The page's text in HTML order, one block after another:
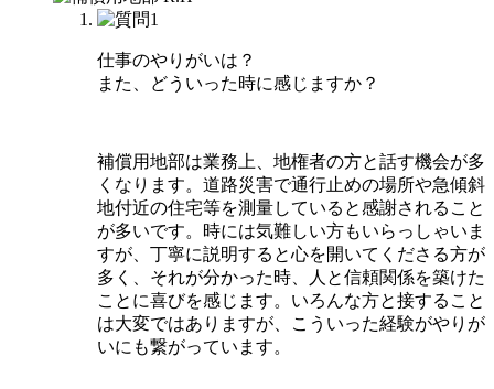
仕事のやりがいは？
また、どういった時に感じますか？
補償用地部は業務上、地権者の方と話す機会が多
くなります。道路災害で通行止めの場所や急傾斜
地付近の住宅等を測量していると感謝されること
が多いです。時には気難しい方もいらっしゃいま
すが、丁寧に説明すると心を開いてくださる方が
多く、それが分かった時、人と信頼関係を築けた
ことに喜びを感じます。いろんな方と接すること
は大変ではありますが、こういった経験がやりが
いにも繋がっています。